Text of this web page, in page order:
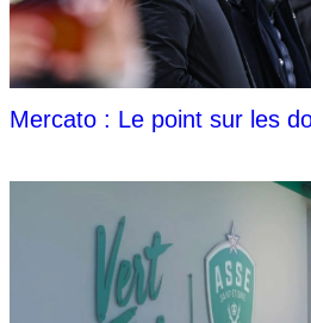
Mercato : Le point sur les